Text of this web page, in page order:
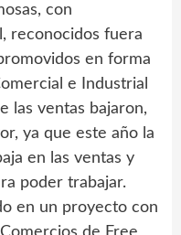
con
reconocidos fuera
en forma
e Industrial
las ventas bajaron,
ya que este año la
en las ventas y
poder trabajar.
en un proyecto con